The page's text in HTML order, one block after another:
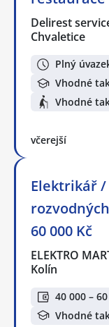
Delirest
Chvaletice
Plný
Vhodné
Vhodné
včerejší
Elektrikář
60 000 Kč
ELEKTRO
Kolín
40 000 –
Vhodné